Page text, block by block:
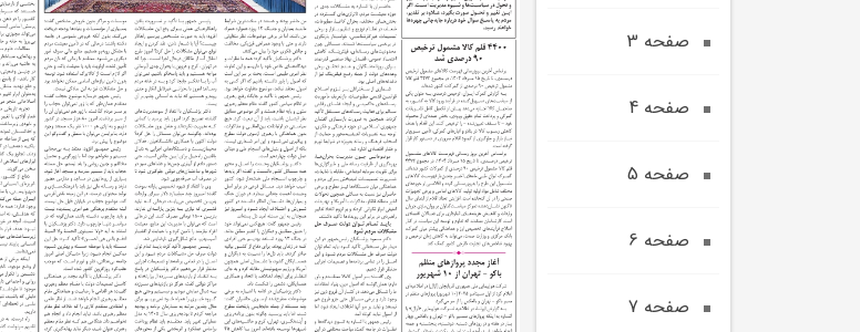
صفحه 3
صفحه 4
صفحه 5
صفحه 6
صفحه 7